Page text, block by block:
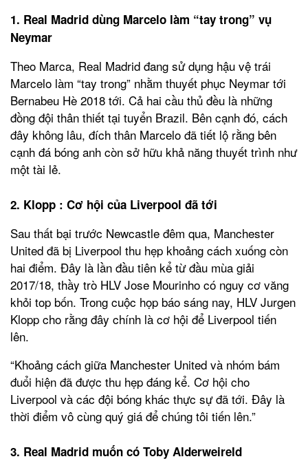
1. Real Madrid dùng Marcelo làm “tay trong” vụ
Neymar
Theo Marca, Real Madrid đang sử dụng hậu vệ trái
Marcelo làm “tay trong” nhằm thuyết phục Neymar tới
Bernabeu Hè 2018 tới. Cả hai cầu thủ đều là những
đồng đội thân thiết tại tuyển Brazil. Bên cạnh đó, cách
đây không lâu, đích thân Marcelo đã tiết lộ rằng bên
cạnh đá bóng anh còn sở hữu khả năng thuyết trình như
một tài lẻ.
2. Klopp : Cơ hội của Liverpool đã tới
Sau thất bại trước Newcastle đêm qua, Manchester
United đã bị Liverpool thu hẹp khoảng cách xuống còn
hai điểm. Đây là lần đầu tiên kể từ đầu mùa giải
2017/18, thầy trò HLV Jose Mourinho có nguy cơ văng
khỏi top bốn. Trong cuộc họp báo sáng nay, HLV Jurgen
Klopp cho rằng đây chính là cơ hội để Liverpool tiến
lên.
“Khoảng cách giữa Manchester United và nhóm bám
đuổi hiện đã được thu hẹp đáng kể. Cơ hội cho
Liverpool và các đội bóng khác thực sự đã tới. Đây là
thời điểm vô cùng quý giá để chúng tôi tiến lên.”
3. Real Madrid muốn có Toby Alderweireld